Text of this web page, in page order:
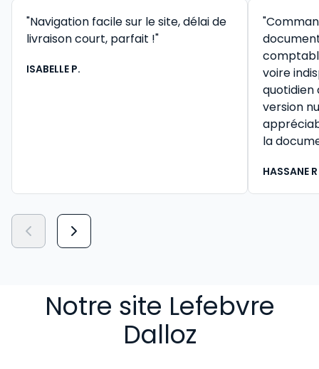
"Navigation facile sur le site, délai de
livraison court, parfait !"
ISABELLE P.
voire
version
la
HASSANE R
Notre site Lefebvre
Dalloz